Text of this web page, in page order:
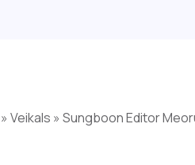
» Veikals » Sungboon Editor